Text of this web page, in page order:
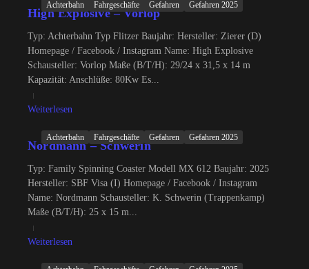
Achterbahn Fahrgeschäfte Gefahren Gefahren 2025
High Explosive – Vorlop
Typ: Achterbahn Typ Flitzer Baujahr: Hersteller: Zierer (D)
Homepage / Facebook / Instagram Name: High Explosive
Schausteller: Vorlop Maße (B/T/H): 29/24 x 31,5 x 14 m
Kapazität: Anschlüße: 80Kw Es...
Weiterlesen
Achterbahn Fahrgeschäfte Gefahren Gefahren 2025
Nordmann – Schwerin
Typ: Family Spinning Coaster Modell MX 612 Baujahr: 2025
Hersteller: SBF Visa (I) Homepage / Facebook / Instagram
Name: Nordmann Schausteller: K. Schwerin (Trappenkamp)
Maße (B/T/H): 25 x 15 m...
Weiterlesen